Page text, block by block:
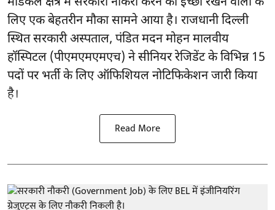
लिए एक बेहतरीन मौका सामने आया है। राजधानी दिल्ली
स्थित सरकारी अस्पताल, पंडित मदन मोहन मालवीय
हॉस्पिटल (पीएमएमएमएच) ने सीनियर रेजिडेंट के विभिन्न 15
पदों पर भर्ती के लिए ऑफिशियल नोटिफिकेशन जारी किया
है।
Read More